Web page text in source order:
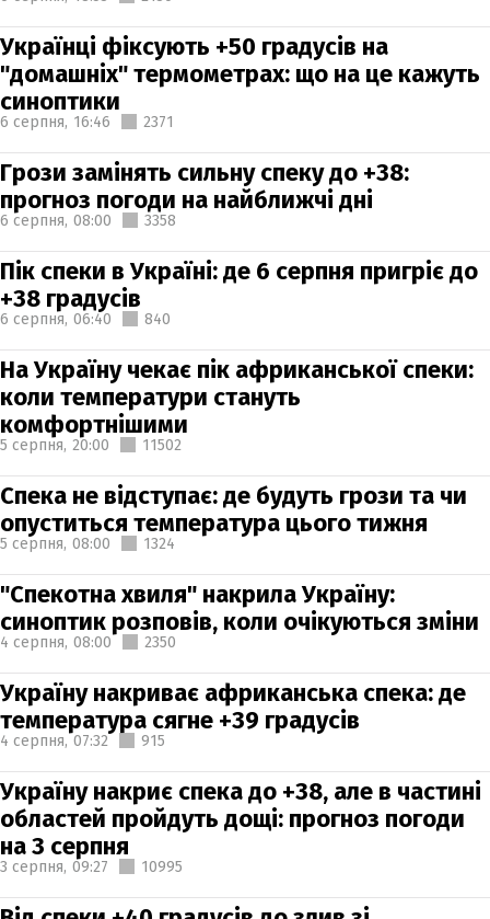
Українці фіксують +50 градусів на
"домашніх" термометрах: що на це кажуть
синоптики
6 серпня, 16:46 2371
Грози замінять сильну спеку до +38:
прогноз погоди на найближчі дні
6 серпня, 08:00 3358
Пік спеки в Україні: де 6 серпня пригріє до
+38 градусів
6 серпня, 06:40 840
На Україну чекає пік африканської спеки:
коли температури стануть
комфортнішими
5 серпня, 20:00 11502
Спека не відступає: де будуть грози та чи
опуститься температура цього тижня
5 серпня, 08:00 1324
"Спекотна хвиля" накрила Україну:
синоптик розповів, коли очікуються зміни
4 серпня, 08:00 2350
Україну накриває африканська спека: де
температура сягне +39 градусів
4 серпня, 07:32 915
Україну накриє спека до +38, але в частині
областей пройдуть дощі: прогноз погоди
на 3 серпня
3 серпня, 09:27 10995